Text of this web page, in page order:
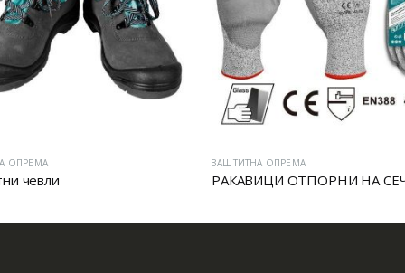
ОПРЕМА
чевли
ЗАШТИТНА ОПРЕМА
РАКАВИЦИ ОТПОРНИ НА